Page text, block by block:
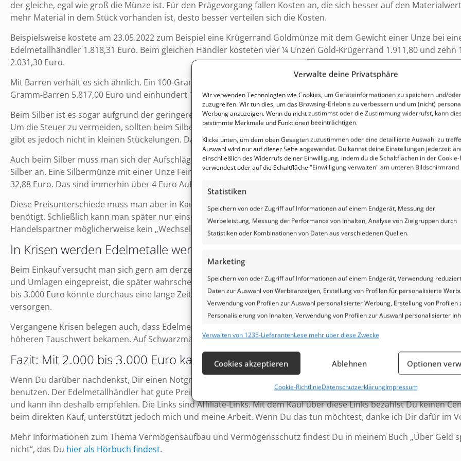
Verwalte deine Privatsphäre
Wir verwenden Technologien wie Cookies, um Geräteinformationen zu speichern und/
zuzugreifen. Wir tun dies, um das Browsing-Erlebnis zu verbessern und um (nicht)
Werbung anzuzeigen. Wenn du nicht zustimmst oder die Zustimmung widerrufst, kann dies
bestimmte Merkmale und Funktionen beeinträchtigen.
Klicke unten, um dem oben Gesagten zuzustimmen oder eine detaillierte Auswahl zu
Auswahl wird nur auf dieser Seite angewendet. Du kannst deine Einstellungen jederzeit
einschließlich des Widerrufs deiner Einwilligung, indem du die Schaltflächen in der Cookie-
verwendest oder auf die Schaltfläche "Einwilligung verwalten" am unteren Bildschirmrand
Statistiken
Speichern von oder Zugriff auf Informationen auf einem Endgerät, Messung der
Werbeleistung, Messung der Performance von Inhalten, Analyse von Zielgruppen durch
Statistiken oder Kombinationen von Daten aus verschiedenen Quellen.
Marketing
Speichern von oder Zugriff auf Informationen auf einem Endgerät, Verwendung
Daten zur Auswahl von Werbeanzeigen, Erstellung von Profilen für personalisierte
Verwendung von Profilen zur Auswahl personalisierter Werbung, Erstellung von Profilen
Personalisierung von Inhalten, Verwendung von Profilen zur Auswahl personalisierter
Abgleichung und Kombination von Daten aus unterschiedlichen Quellen,
Verknüpfung verschiedener Endgeräte, Identifikation von Endgeräten anhand
angeforderten Informationen identifizieren.
Verwalten von 1235-LieferantenLese mehr über diese Zwecke
Cookies akzeptieren Ablehnen Optionen
Cookie-RichtlinieDatenschutzerklärungImpressum
der gleiche, egal wie groß die Münze ist. Für den Prägevorgang fallen Kosten an, die sich besser auf den
mehr Material in dem Stück vorhanden ist, desto besser verteilen sich die Kosten.
Beispielsweise kostete am 23.05.2022 zum Beispiel eine Krügerrand Goldmünze mit dem Gewicht einer Unze bei
Edelmetallhändler 1.818,31 Euro. Beim gleichen Händler kosteten vier ¼ Unzen Gold-Krügerrand 1.911,80 und zehn
2.031,30 Euro.
Mit Barren verhält es sich ähnlich. Ein 100-Gramm-Feingoldbarren kostete beim oben betrachteten Händler
Gramm-Barren 5.817,00 Euro und einhundert 1-Gramm-Barren 6.482,00 Euro. Was für ein Unterschied!
Beim Silber ist es sogar aufgrund der geringeren Wertdichte extremer. Hier schlägt zusätzlich noch die
Um die Steuer zu vermeiden, sollten beim Silber nur differenzbesteuerte Münzbarren oder Münzen gekauft
gibt es jedoch nicht in kleinen Stückelungen. Daher bleiben nur die Münzen als Empfehlung für den Notgroschen.
Auch beim Silber muss man sich der Aufschläge bewusst sein. Bleiben wir beim Händler aus dem Gold-Beispiel und
Silber an. Eine Silbermünze mit einer Unze Feingewicht kostete 28,67 Euro. Vier Silbermünzen mit Gewicht von ¼
32,88 Euro. Das sind immerhin über 4 Euro Aufpreis.
Diese Preisunterschiede muss man aber in Kauf nehmen, denn bei einem Notgroschen werden genau diese kleinen
benötigt. Schließlich kann man später nur einsetzen, was man hat. Große Barren oder Münzen wären da
Handelspartner möglicherweise kein „Wechselgeld“ dabei haben wird.
In Krisen werden Edelmetalle wertvoller
Beim Einkauf versucht man sich gern am derzeitigen Geldgefüge zu orientieren. Doch in den Preisen von heute sind
und Umlagen eingepreist, die später wahrscheinlich nicht in den Waren eingepreist werden. Ein Notgroschen von
bis 3.000 Euro könnte durchaus eine lange Zeit reichen, um eine Familie über Wasser zu halten und mit dem
versorgen.
Vergangene Krisen belegen auch, dass Edelmetalle in Zeiten instabiler oder zusammengebrochener Währungen
höheren Tauschwert bekamen. Auf Schwarzmärkten herrschten in der Regel andere Tauschkurse als in geordneten
Fazit: Mit 2.000 bis 3.000 Euro kann man einen Notgroschen aufbauen
Wenn Du darüber nachdenkst, Dir einen Notgroschen für schwere Krisen aufzubauen, kannst Du gern die
benutzen. Der Edelmetallhändler hat gute Preise und wickelt sehr zuverlässig und schnell ab. Ich habe dort selbst
und kann ihn deshalb empfehlen. Die Links sind Affiliate-Links. Mit dem Kauf über diese Links bezahlst Du keinen
beim direkten Kauf, unterstützt jedoch mich und meine Arbeit. Wenn Du das tun möchtest, danke ich Dir dafür im
Mehr Informationen zum Thema Vermögensaufbau und Vermögensschutz findest Du in meinem Buch „Über Geld
nicht“, das Du hier als Hörbuch findest.
in
ist,
Man
ab